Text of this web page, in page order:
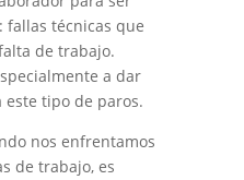
fallas técnicas que
de trabajo.
a dar
tipo de paros.
nos enfrentamos
de trabajo, es